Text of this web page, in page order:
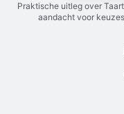
Praktische uitleg over
aandacht voor